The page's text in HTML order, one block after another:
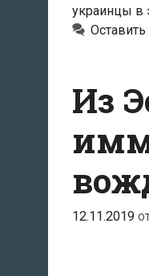
украинцы в
Из
12.11.2019